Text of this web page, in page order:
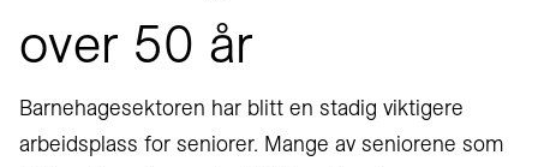
over 50 år
Barnehagesektoren har blitt en stadig viktigere
arbeidsplass for seniorer. Mange av seniorene som